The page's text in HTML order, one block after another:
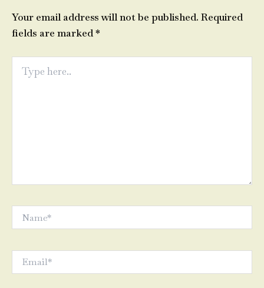
Your email address will not be published. Required
fields are marked*
here..